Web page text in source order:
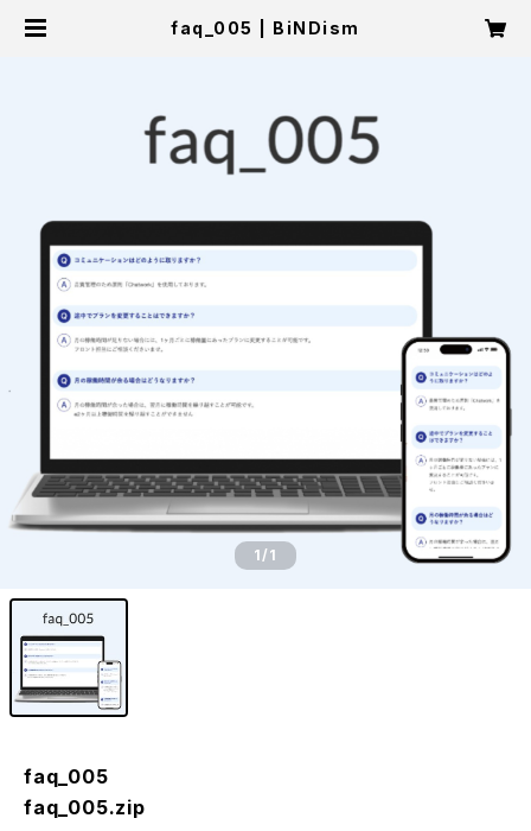
faq_005 | BiNDism
1/1
faq_005
faq_005.zip